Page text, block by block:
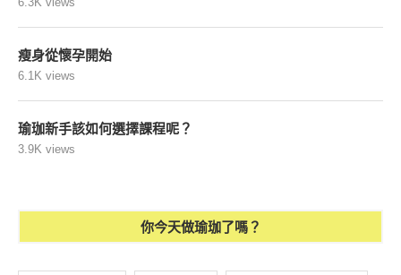
瘦身從懷孕開始
6.1K views
瑜珈新手該如何選擇課程呢？
3.9K views
你今天做瑜珈了嗎？